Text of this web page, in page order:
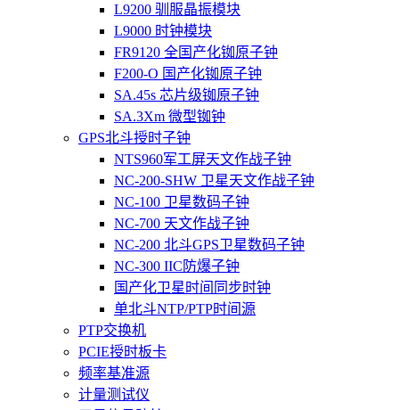
L9200 驯服晶振模块
L9000 时钟模块
FR9120 全国产化铷原子钟
F200-O 国产化铷原子钟
SA.45s 芯片级铷原子钟
SA.3Xm 微型铷钟
GPS北斗授时子钟
NTS960军工屏天文作战子钟
NC-200-SHW 卫星天文作战子钟
NC-100 卫星数码子钟
NC-700 天文作战子钟
NC-200 北斗GPS卫星数码子钟
NC-300 IIC防爆子钟
国产化卫星时间同步时钟
单北斗NTP/PTP时间源
PTP交换机
PCIE授时板卡
频率基准源
计量测试仪